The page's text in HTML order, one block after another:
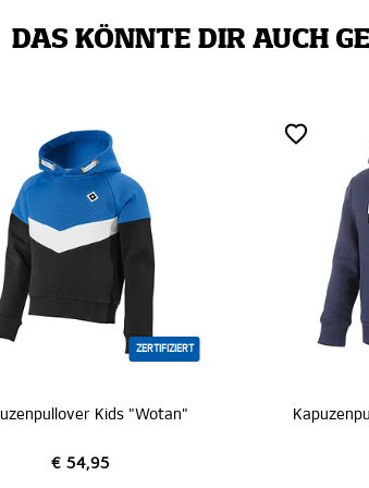
DAS KÖNNTE DIR AUCH
ZERTIFIZIERT
€ 40,00
SALE